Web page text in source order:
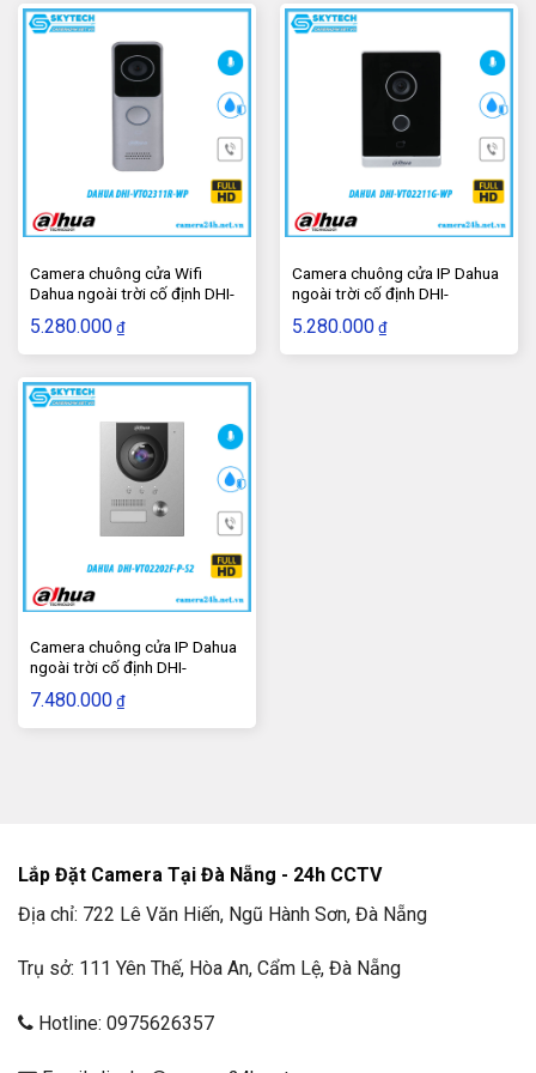
góc quan sat 160 độ. Ngoài ra, sản phẩm còn được thiết
kế chắc chắn với chất liệu kim loại + nhựa và chuẩn
chống nước IP65, có thể lắp đặt sản phẩm cả trong nhà
lẫn ngoài trời.
5. Thông số kĩ thuật của Camera chuông
cửa IP Dahua ngoài trời cố định DHI-
VTO2202F-P
NÚT ẤN CHUÔNG CỬA
Camera độ phân giải 2 MP CMOS với góc quan sát
Hỗ trợ quan sát ban đêm
Kết nối tới các smart phone qua phần mềm
Chất liệu kim loại, IP65, IK07
Nguồn điện DC 12V
Kích thước 130mm × 96mm × 28.5mm
6. Đánh giá Camera chuông cửa IP Dahua
Camera chuông cửa Wifi
Dahua ngoài trời cố định DHI-
5.280.000 ₫
Camera chuông cửa IP Dahua
ngoài trời cố định DHI-
5.280.000 ₫
Camera chuông cửa IP Dahua
ngoài trời cố định DHI-
VTO2202F-P-S2
7.480.000 ₫
Lắp Đặt Camera Tại Đà Nẵng - 24h CCTV
Địa chỉ: 722 Lê Văn Hiến, Ngũ Hành Sơn, Đà Nẵng
Trụ sở: 111 Yên Thế, Hòa An, Cẩm Lệ, Đà Nẵng
Hotline: 0975626357